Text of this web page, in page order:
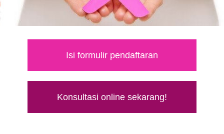
Isi formulir pendaftaran
Konsultasi online sekarang!